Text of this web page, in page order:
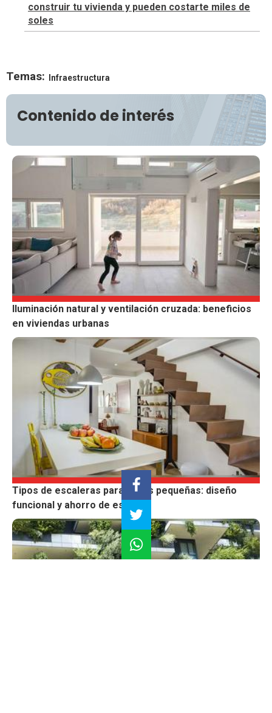
construir tu vivienda y pueden costarte miles de
soles
Temas: Infraestructura
Contenido de interés
Iluminación natural y ventilación cruzada: beneficios
en viviendas urbanas
Tipos de escaleras para casas pequeñas: diseño
funcional y ahorro de espacio